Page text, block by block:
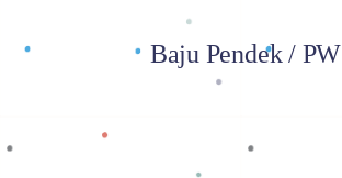
Baju Pendek / PW